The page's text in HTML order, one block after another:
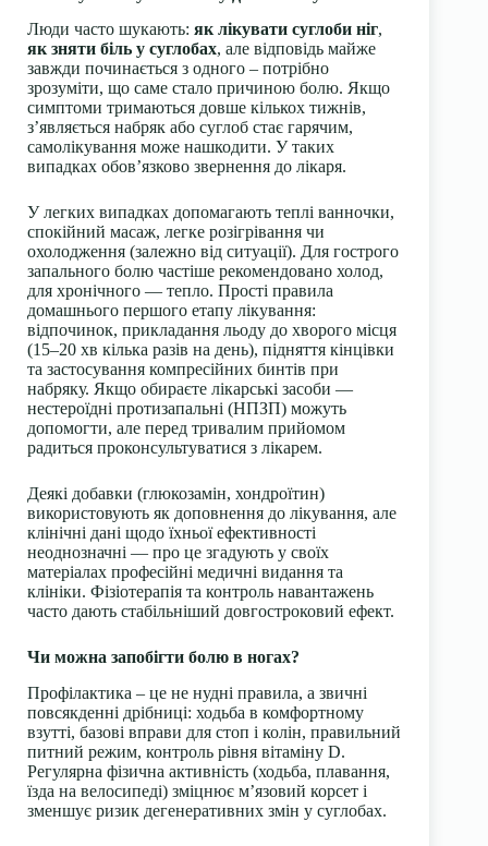
Люди часто шукають: як лікувати суглоби ніг,
як зняти біль у суглобах, але відповідь майже
завжди починається з одного – потрібно
зрозуміти, що саме стало причиною болю. Якщо
симптоми тримаються довше кількох тижнів,
з’являється набряк або суглоб стає гарячим,
самолікування може нашкодити. У таких
випадках обов’язково звернення до лікаря.
У легких випадках допомагають теплі ванночки,
спокійний масаж, легке розігрівання чи
охолодження (залежно від ситуації). Для гострого
запального болю частіше рекомендовано холод,
для хронічного — тепло. Прості правила
домашнього першого етапу лікування:
відпочинок, прикладання льоду до хворого місця
(15–20 хв кілька разів на день), підняття кінцівки
та застосування компресійних бинтів при
набряку. Якщо обираєте лікарські засоби —
нестероїдні протизапальні (НПЗП) можуть
допомогти, але перед тривалим прийомом
радиться проконсультуватися з лікарем.
Деякі добавки (глюкозамін, хондроїтин)
використовують як доповнення до лікування, але
клінічні дані щодо їхньої ефективності
неоднозначні — про це згадують у своїх
матеріалах професійні медичні видання та
клініки. Фізіотерапія та контроль навантажень
часто дають стабільніший довгостроковий ефект.
Чи можна запобігти болю в ногах?
Профілактика – це не нудні правила, а звичні
повсякденні дрібниці: ходьба в комфортному
взутті, базові вправи для стоп і колін, правильний
питний режим, контроль рівня вітаміну D.
Регулярна фізична активність (ходьба, плавання,
їзда на велосипеді) зміцнює м’язовий корсет і
зменшує ризик дегенеративних змін у суглобах.